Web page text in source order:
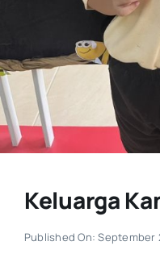
Keluarga
Published On: September